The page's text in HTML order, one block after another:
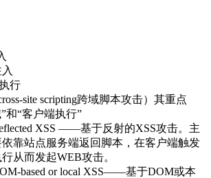
行
site scripting跨域脚本攻击）其重点
和“客户端执行”
XSS ——基于反射的XSS攻击。主
依靠站点服务端返回脚本，在客户端触发
从而发起WEB攻击。
based or local XSS——基于DOM或本